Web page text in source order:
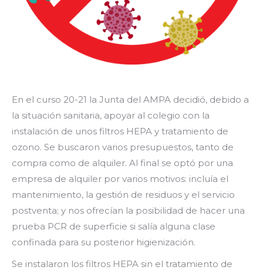
En el curso 20-21 la Junta del AMPA decidió, debido a
la situación sanitaria, apoyar al colegio con la
instalación de unos filtros HEPA y tratamiento de
ozono. Se buscaron varios presupuestos, tanto de
compra como de alquiler. Al final se optó por una
empresa de alquiler por varios motivos: incluía el
mantenimiento, la gestión de residuos y el servicio
postventa; y nos ofrecían la posibilidad de hacer una
prueba PCR de superficie si salía alguna clase
confinada para su posterior higienización.
Se instalaron los filtros HEPA sin el tratamiento de